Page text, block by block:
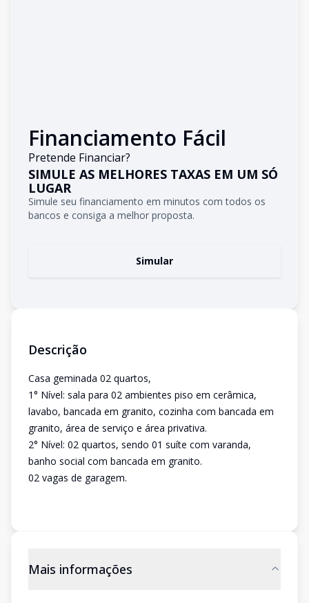
Financiamento Fácil
Pretende Financiar?
SIMULE AS MELHORES TAXAS EM UM SÓ
LUGAR
Simule seu financiamento em minutos com todos os
bancos e consiga a melhor proposta.
Simular
Descrição
Casa geminada 02 quartos,
1° Nível: sala para 02 ambientes piso em cerâmica,
lavabo, bancada em granito, cozinha com bancada em
granito, área de serviço e área privativa.
2° Nível: 02 quartos, sendo 01 suíte com varanda,
banho social com bancada em granito.
02 vagas de garagem.
Mais informações